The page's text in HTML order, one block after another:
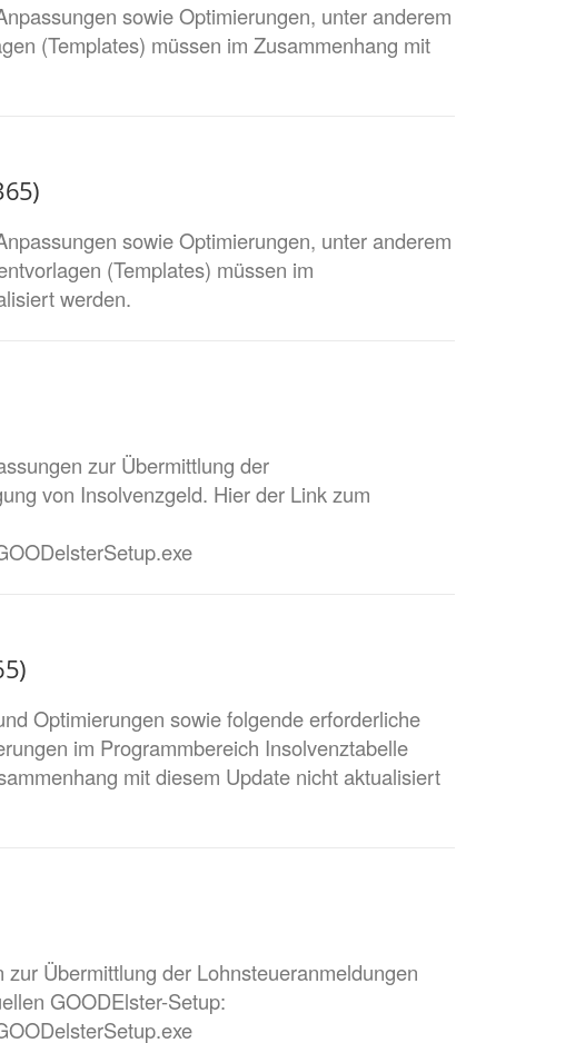
sowie Optimierungen, unter anderem
(Templates) müssen im Zusammenhang mit
sowie Optimierungen, unter anderem
(Templates) müssen im
werden.
zur Übermittlung der
von Insolvenzgeld. Hier der Link zum
Optimierungen sowie folgende erforderliche
im Programmbereich Insolvenztabelle
mit diesem Update nicht aktualisiert
Übermittlung der Lohnsteueranmeldungen
GOODElster-Setup: